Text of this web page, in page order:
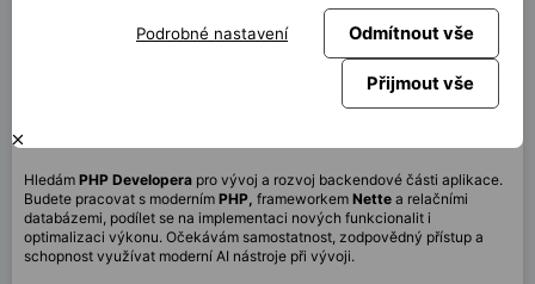
100%
Hledám PHP Developera pro vývoj a rozvoj backendové části aplikace.
Budete pracovat s moderním PHP, frameworkem Nette a relačními
databázemi, podílet se na implementaci nových funkcionalit i
optimalizaci výkonu. Očekávám samostatnost, zodpovědný přístup a
schopnost využívat moderní AI nástroje při vývoji.
Podrobné nastavení Odmítnout vše
Přijmout vše